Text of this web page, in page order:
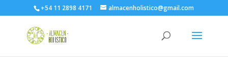
+54 11 2898 4171 almacenholistico@gmail.com